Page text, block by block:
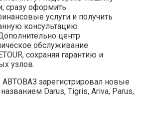
сразу оформить
услуги и получить
консультацию
центр
обслуживание
сохраняя гарантию и
узлов.
зарегистрировал новые
Darus, Tigris, Ariva, Parus,